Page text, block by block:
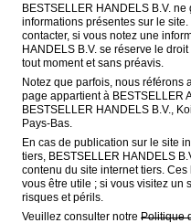
BESTSELLER HANDELS B.V.
informations présentes sur le
contacter, si vous notez une
HANDELS B.V. se réserve le
tout moment et sans préavis.
Notez que parfois, nous référons
page appartient à BESTSELLER
BESTSELLER HANDELS B.V.,
Pays-Bas.
En cas de publication sur le site
tiers, BESTSELLER HANDELS
contenu du site internet tiers.
vous être utile ; si vous visitez un
risques et périls.
Veuillez consulter notre Politique